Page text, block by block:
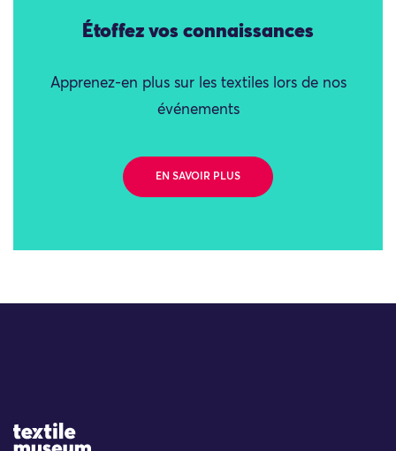
Étoffez vos connaissances
Apprenez-en plus sur les textiles lors de nos
événements
EN SAVOIR PLUS
Site Logo